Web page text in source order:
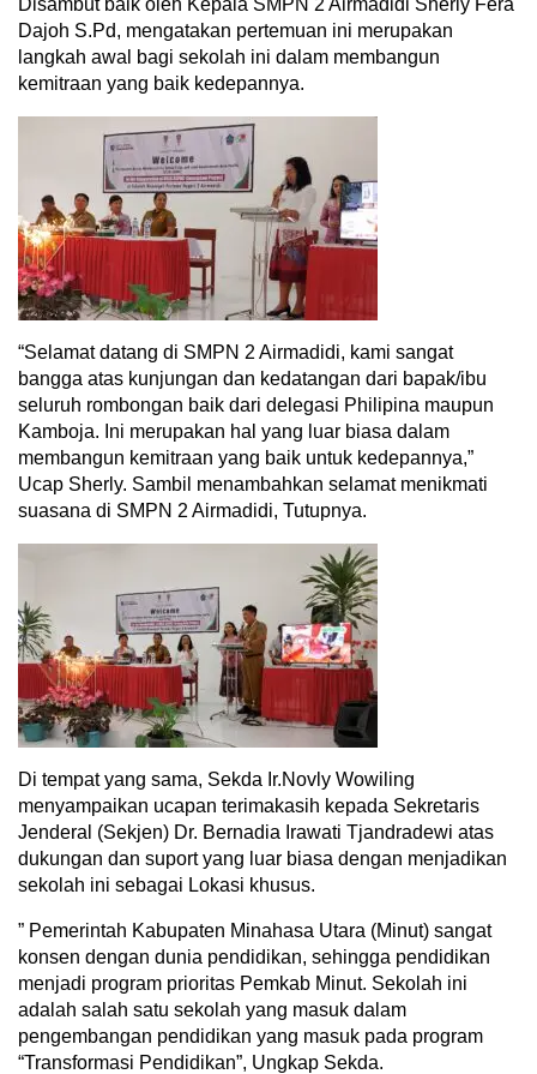
Dajoh S.Pd, mengatakan pertemuan ini merupakan
langkah awal bagi sekolah ini dalam membangun
kemitraan yang baik kedepannya.
“Selamat datang di SMPN 2 Airmadidi, kami sangat
bangga atas kunjungan dan kedatangan dari bapak/ibu
seluruh rombongan baik dari delegasi Philipina maupun
Kamboja. Ini merupakan hal yang luar biasa dalam
membangun kemitraan yang baik untuk kedepannya,”
Ucap Sherly. Sambil menambahkan selamat menikmati
suasana di SMPN 2 Airmadidi, Tutupnya.
Di tempat yang sama, Sekda Ir.Novly Wowiling
menyampaikan ucapan terimakasih kepada Sekretaris
Jenderal (Sekjen) Dr. Bernadia Irawati Tjandradewi atas
dukungan dan suport yang luar biasa dengan menjadikan
sekolah ini sebagai Lokasi khusus.
” Pemerintah Kabupaten Minahasa Utara (Minut) sangat
konsen dengan dunia pendidikan, sehingga pendidikan
menjadi program prioritas Pemkab Minut. Sekolah ini
adalah salah satu sekolah yang masuk dalam
pengembangan pendidikan yang masuk pada program
“Transformasi Pendidikan”, Ungkap Sekda.